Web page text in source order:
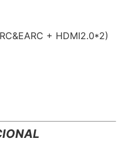
+ HDMI2.0*2)